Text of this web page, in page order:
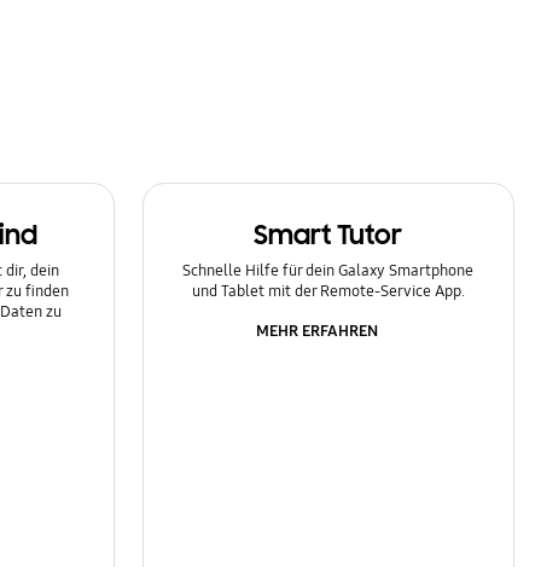
dir, dein
zu finden
zu
Smart Tutor
Schnelle Hilfe für dein Galaxy Smartphone
und Tablet mit der Remote-Service App.
MEHR ERFAHREN